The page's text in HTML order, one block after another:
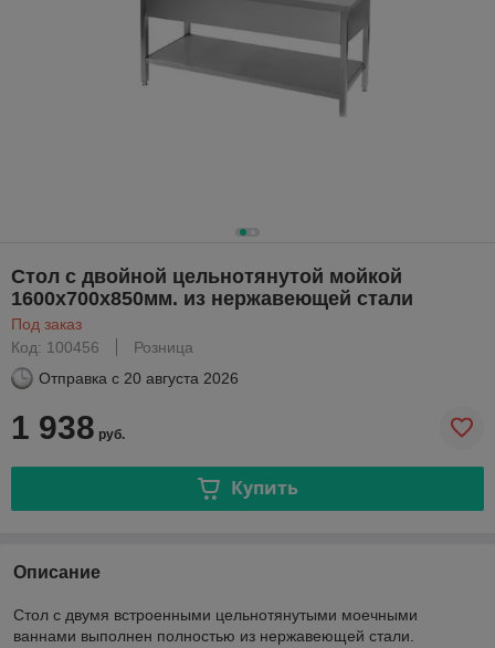
Стол с двойной цельнотянутой мойкой
1600х700х850мм. из нержавеющей стали
Под заказ
Код: 100456
Розница
Отправка с 20 августа 2026
1 938 руб.
Купить
Описание
Стол с двумя встроенными цельнотянутыми моечными
ваннами выполнен полностью из нержавеющей стали.